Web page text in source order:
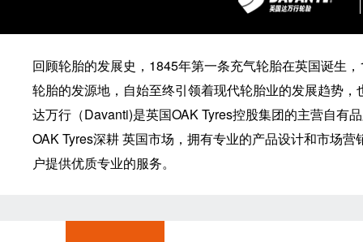
回顾轮胎的发展史，1845年第一条充气轮胎在英国诞生
轮胎的发源地，自始至终引领着现代轮胎业的发展趋势
达万行（Davanti)是英国OAK Tyres控股集团的主营自有
OAK Tyres深耕 英国市场，拥有专业的产品设计和市场
户提供优质专业的服务。